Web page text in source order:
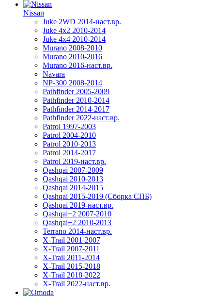
Nissan
Juke 2WD 2014-наст.вр.
Juke 4x2 2010-2014
Juke 4x4 2010-2014
Murano 2008-2010
Murano 2010-2016
Murano 2016-наст.вр.
Navara
NP-300 2008-2014
Pathfinder 2005-2009
Pathfinder 2010-2014
Pathfinder 2014-2017
Pathfinder 2022-наст.вр.
Patrol 1997-2003
Patrol 2004-2010
Patrol 2010-2013
Patrol 2014-2017
Patrol 2019-наст.вр.
Qashqai 2007-2009
Qashqai 2010-2013
Qashqai 2014-2015
Qashqai 2015-2019 (Сборка СПБ)
Qashqai 2019-наст.вр.
Qashqai+2 2007-2010
Qashqai+2 2010-2013
Terrano 2014-наст.вр.
X-Trail 2001-2007
X-Trail 2007-2011
X-Trail 2011-2014
X-Trail 2015-2018
X-Trail 2018-2022
X-Trail 2022-наст.вр.